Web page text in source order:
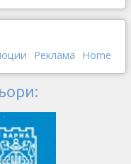
Реклама Home